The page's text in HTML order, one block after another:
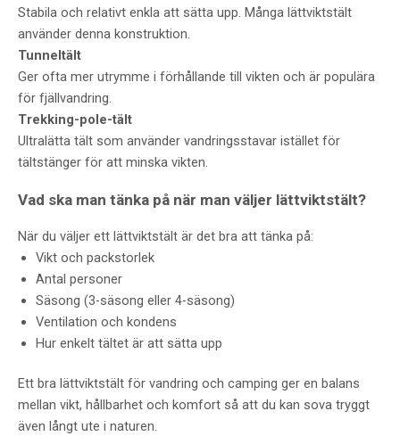
Stabila och relativt enkla att sätta upp. Många lättviktstält
använder denna konstruktion.
Tunneltält
Ger ofta mer utrymme i förhållande till vikten och är populära
för fjällvandring.
Trekking-pole-tält
Ultralätta tält som använder vandringsstavar istället för
tältstänger för att minska vikten.
Vad ska man tänka på när man väljer lättviktstält?
När du väljer ett lättviktstält är det bra att tänka på:
Vikt och packstorlek
Antal personer
Säsong (3-säsong eller 4-säsong)
Ventilation och kondens
Hur enkelt tältet är att sätta upp
Ett bra lättviktstält för vandring och camping ger en balans
mellan vikt, hållbarhet och komfort så att du kan sova tryggt
även långt ute i naturen.